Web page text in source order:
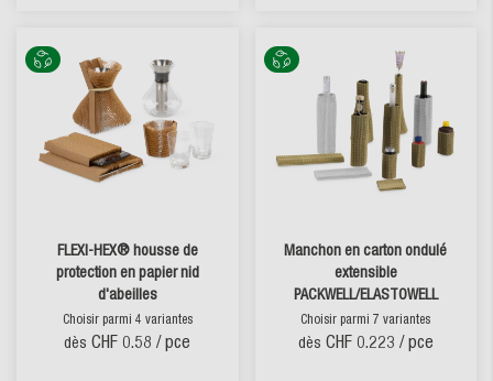
FLEXI-HEX® housse de
protection en papier nid
d'abeilles
Choisir parmi 4 variantes
dès CHF 0.58 / pce
Manchon en carton ondulé
extensible
PACKWELL/ELASTOWELL
Choisir parmi 7 variantes
dès CHF 0.223 / pce